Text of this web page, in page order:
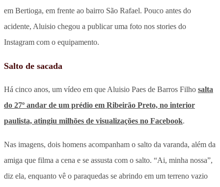
em Bertioga, em frente ao bairro São Rafael. Pouco antes do
acidente, Aluisio chegou a publicar uma foto nos stories do
Instagram com o equipamento.
Salto de sacada
Há cinco anos, um vídeo em que Aluisio Paes de Barros Filho salta
do 27º andar de um prédio em Ribeirão Preto, no interior
paulista, atingiu milhões de visualizações no Facebook.
Nas imagens, dois homens acompanham o salto da varanda, além da
amiga que filma a cena e se assusta com o salto. “Ai, minha nossa”,
diz ela, enquanto vê o paraquedas se abrindo em um terreno vazio